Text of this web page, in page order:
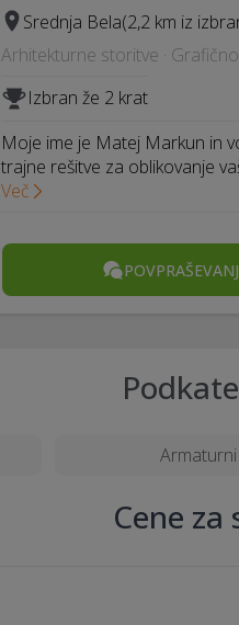
Srednja Bela(2,2 km iz
Arhitekturne storitve ·
Izbran že 2 krat
Moje ime je Matej Markun in
trajne rešitve za oblikovanje
Več
Cene